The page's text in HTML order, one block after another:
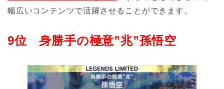
幅広いコンテンツで活躍させることができます。
9位 身勝手の極意”兆”孫悟空